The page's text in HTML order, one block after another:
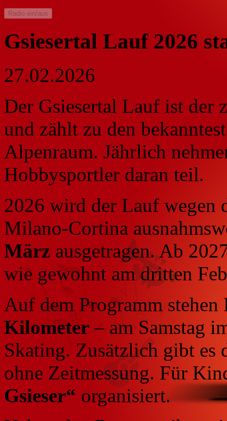
Radio ein/aus
Gsiesertal Lauf 2026
27.02.2026
Der Gsiesertal Lauf ist der
und zählt zu den
Alpenraum. Jährlich
Hobbysportler daran teil.
2026 wird der Lauf wegen
Milano-Cortina
März ausgetragen. Ab
wie gewohnt am dritten
Auf dem Programm
Kilometer – am Samstag
Skating. Zusätzlich gibt es
ohne Zeitmessung. Für
Gsieser“ organisiert.